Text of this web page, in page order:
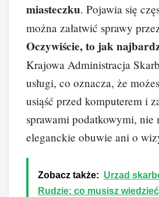
miasteczku. Pojawia się
można załatwić sprawy
Oczywiście, to jak
Krajowa Administracja
usługi, co oznacza, że
usiąść przed komputerem i
sprawami podatkowymi, nie
eleganckie obuwie ani o
Zobacz także: Urzad
Rudzie: co musisz